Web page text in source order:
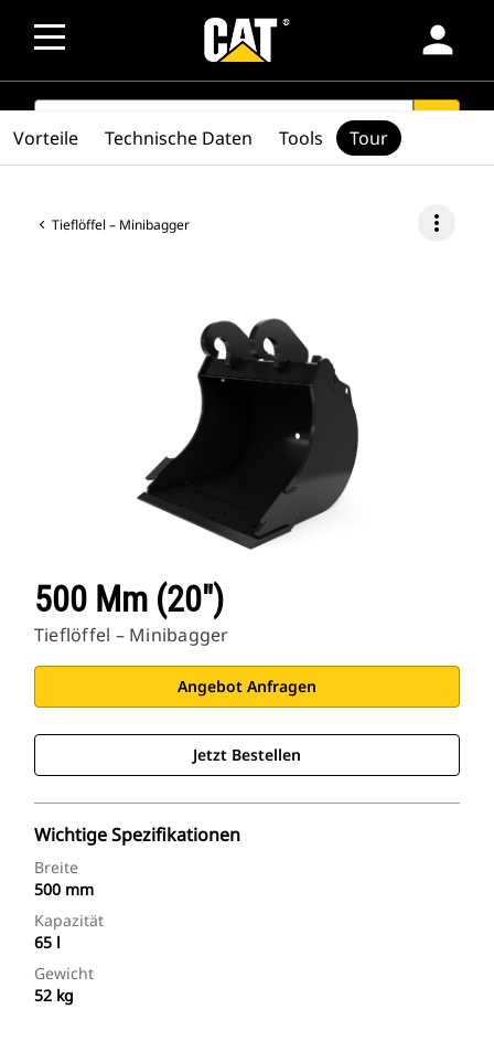
person
SEARCH
Tieflöffel – Minibagger more_vert
500 Mm (20")
Tieflöffel – Minibagger
Angebot Anfragen
Jetzt Bestellen
Wichtige Spezifikationen
Breite
500 mm
Kapazität
65 l
Gewicht
52 kg
Vorteile Technische Daten Tools Tour